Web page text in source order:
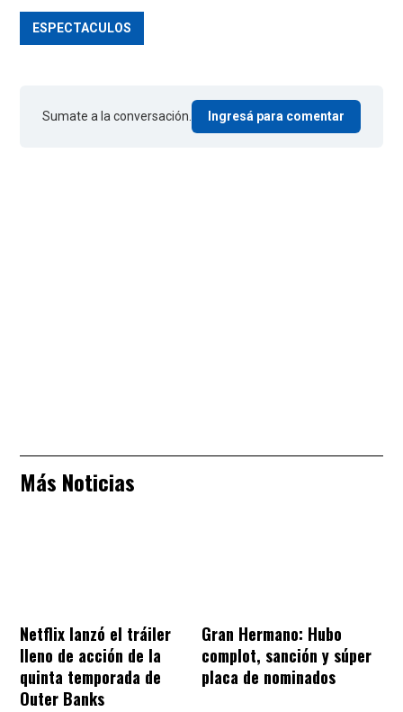
ESPECTACULOS
Sumate a la conversación. Ingresá para comentar
Más Noticias
Netflix lanzó el tráiler
lleno de acción de la
quinta temporada de
Outer Banks
Gran Hermano: Hubo
complot, sanción y súper
placa de nominados